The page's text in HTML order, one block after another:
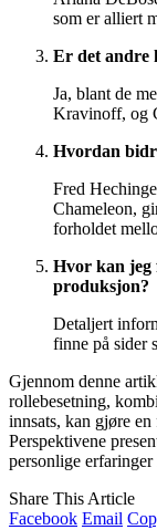
som er alliert
Er det andre
Ja, blant de
Kravinoff, og
Hvordan
Fred
Chameleon,
forholdet
Hvor kan jeg
produksjon?
Detaljert
finne på sider
Gjennom denne
rollebesetning,
innsats, kan gjøre
Perspektivene
personlige
Share This Article
Facebook Email